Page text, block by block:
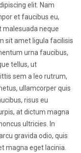
elit. Nam
et faucibus eu,
malesuada neque
sit amet ligula facilisis
urna faucibus,
tellus, ut
sem a leo rutrum,
ullamcorper quis
risus eu
at dictum magna
ultricies. In
gravida odio, quis
magna eget lacinia.